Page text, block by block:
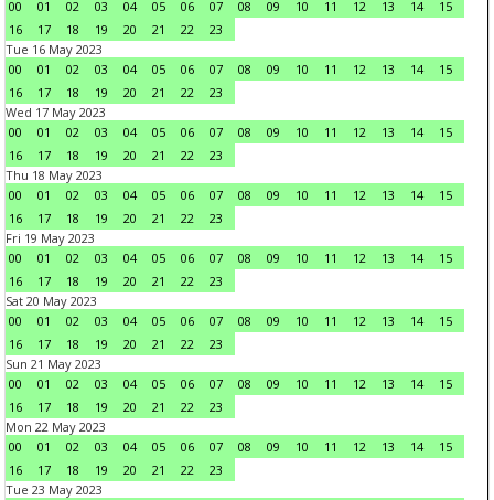
00 01 02 03 04 05 06 07 08 09 10 11 12 13 14
15
16
17 18 19 20 21 22
23
Tue 16 May 2023
00
01 02 03 04 05 06 07 08 09 10 11 12 13 14
15
16
17 18 19 20 21 22
23
Wed 17 May 2023
00
01 02 03 04 05 06 07 08 09 10 11 12 13 14
15
16
17 18 19 20 21 22
23
Thu 18 May 2023
00
01 02 03 04 05 06 07 08 09 10 11 12 13 14
15
16
17 18 19 20 21 22
23
Fri 19 May 2023
00
01 02 03 04 05 06 07 08 09 10 11 12 13 14
15
16
17 18 19 20 21 22
23
Sat 20 May 2023
00
01 02 03 04 05 06 07 08 09 10 11 12 13 14
15
16
17 18 19 20 21 22
23
Sun 21 May 2023
00
01 02 03 04 05 06 07 08 09 10 11 12 13 14
15
16
17 18 19 20 21 22
23
Mon 22 May 2023
00
01 02 03 04 05 06 07 08 09 10 11 12 13 14
15
16
17 18 19 20 21 22
23
Tue 23 May 2023